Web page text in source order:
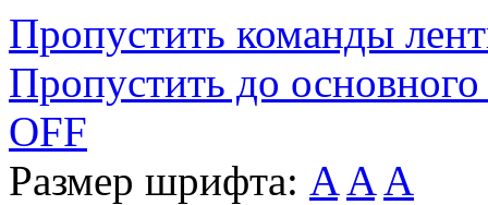
Пропустить команды
Пропустить до основного
OFF
Размер шрифта: A A A